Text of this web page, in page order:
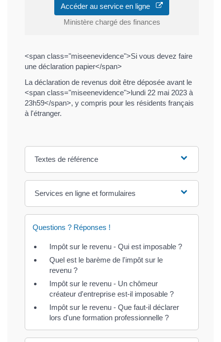
Accéder au service en ligne
Ministère chargé des finances
<span class="miseenevidence">Si vous devez faire
une déclaration papier</span>
La déclaration de revenus doit être déposée avant le
<span class="miseenevidence">lundi 22 mai 2023 à
23h59</span>, y compris pour les résidents français
à l'étranger.
Textes de référence
Services en ligne et formulaires
Questions ? Réponses !
Impôt sur le revenu - Qui est imposable ?
Quel est le barème de l'impôt sur le
revenu ?
Impôt sur le revenu - Un chômeur
créateur d'entreprise est-il imposable ?
Impôt sur le revenu - Que faut-il déclarer
lors d'une formation professionnelle ?